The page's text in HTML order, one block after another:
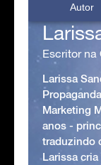
Autor
Escritor na
Larissa
Marketing
anos -
traduzindo
Larissa